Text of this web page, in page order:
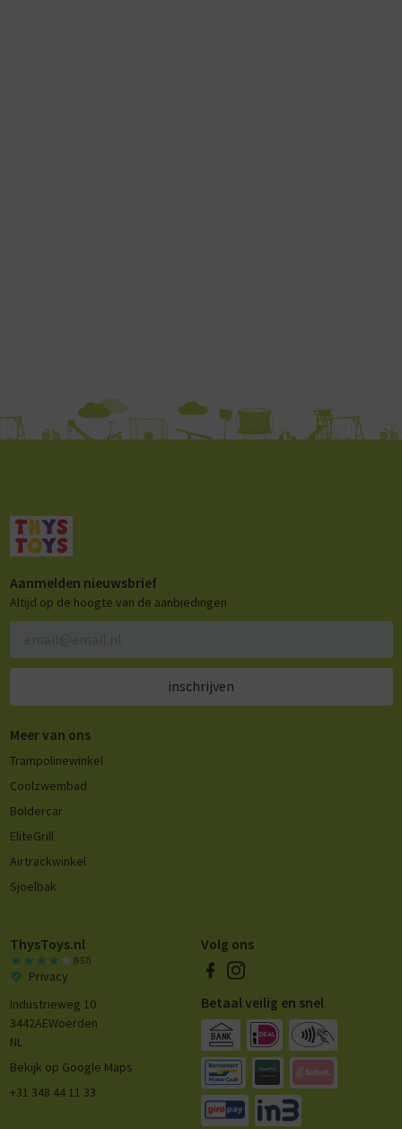
Aanmelden nieuwsbrief
Altijd op de hoogte van de aanbiedingen
inschrijven
Meer van ons
Trampolinewinkel
Coolzwembad
Boldercar
EliteGrill
Airtrackwinkel
Sjoelbak
ThysToys.nl
(957)
Privacy
Industrieweg 10
3442AEWoerden
NL
Bekijk op Google Maps
+31 348 44 11 33
Volg ons
Betaal veilig en snel